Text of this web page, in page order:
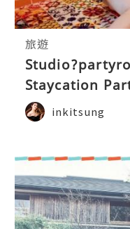
旅遊
Staycation
inkitsung